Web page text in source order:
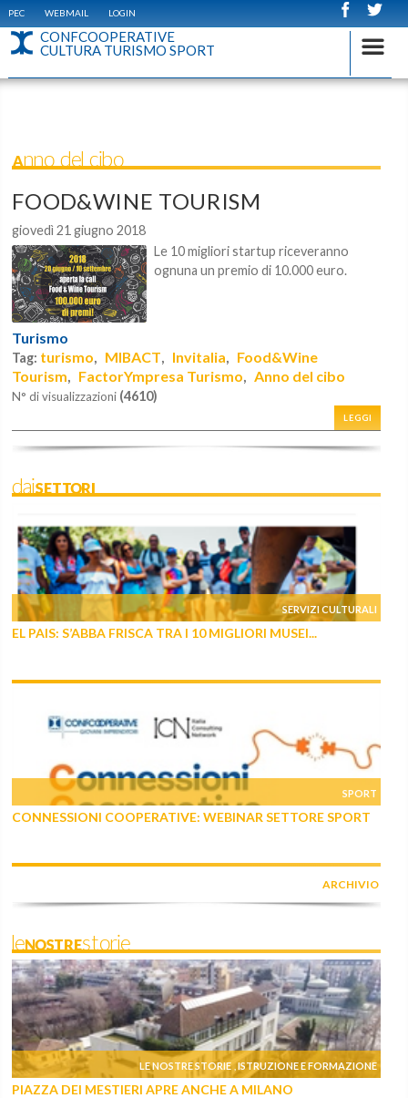
PEC WEBMAIL LOGIN
CONFCOOPERATIVE
CULTURA TURISMO SPORT
Anno del cibo
FOOD&WINE TOURISM
giovedì 21 giugno 2018
Le 10 migliori startup riceveranno
ognuna un premio di 10.000 euro.
Turismo
Tag: turismo, MIBACT, Invitalia, Food&Wine
Tourism, FactorYmpresa Turismo,Anno del cibo
N° di visualizzazioni (4610)
LEGGI
daiSETTORI
SERVIZI CULTURALI
EL PAIS: S’ABBA FRISCA TRA I 10 MIGLIORI MUSEI...
SPORT
CONNESSIONI COOPERATIVE: WEBINAR SETTORE SPORT
ARCHIVIO
leNOSTREstorie
LE NOSTRE STORIE ,ISTRUZIONE E FORMAZIONE
PIAZZA DEI MESTIERI APRE ANCHE A MILANO